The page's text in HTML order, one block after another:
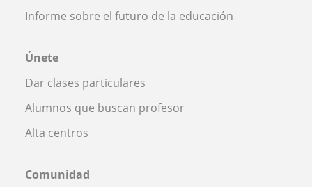
Informe sobre el futuro de la educación
Únete
Dar clases particulares
Alumnos que buscan profesor
Alta centros
Comunidad